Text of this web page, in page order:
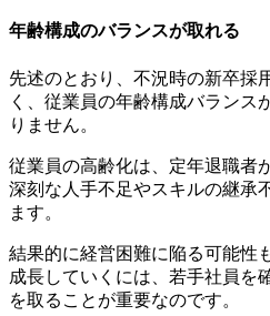
年齢構成のバランスが取れる
先述のとおり、不況時の新卒採
く、従業員の年齢構成バランス
りません。
従業員の高齢化は、定年退職者
深刻な人手不足やスキルの継承
ます。
結果的に経営困難に陥る可能性
成長していくには、若手社員を
を取ることが重要なのです。